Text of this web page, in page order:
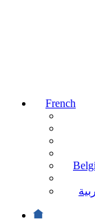
French